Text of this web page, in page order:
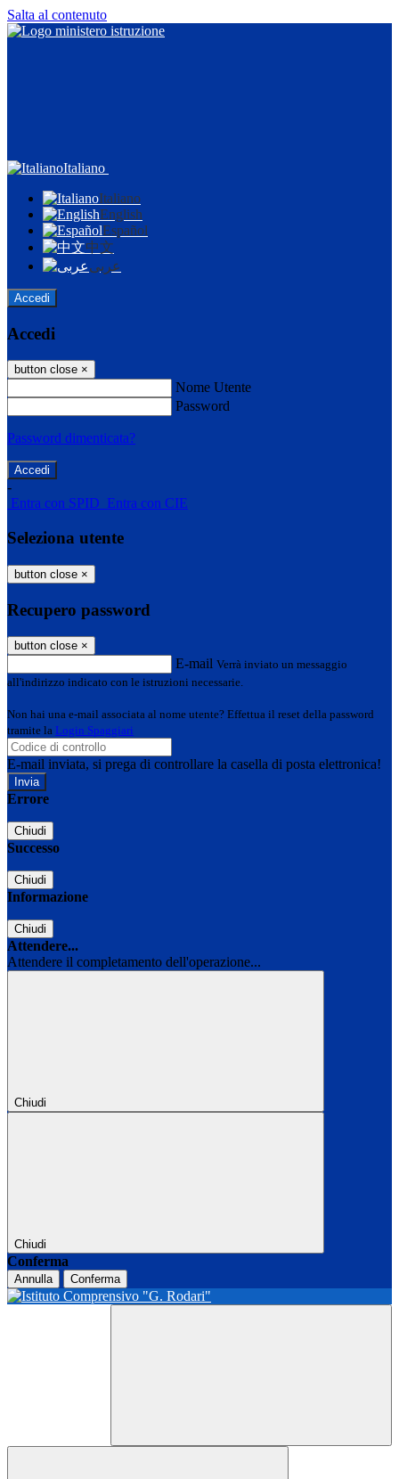
Salta al contenuto
Italiano
Italiano
English
Español
中文
عربى
Accedi
Accedi
button close ×
Nome Utente
Password
Password dimenticata?
-
Entra con SPID Entra con CIE
Seleziona utente
button close ×
Recupero password
button close ×
E-mail Verrà inviato un messaggio
all'indirizzo indicato con le istruzioni necessarie.
Non hai una e-mail associata al nome utente? Effettua il reset della password
tramite la Login Spaggiari
E-mail inviata, si prega di controllare la casella di posta elettronica!
Errore
Chiudi
Successo
Chiudi
Informazione
Chiudi
Attendere...
Attendere il completamento dell'operazione...
Chiudi
Chiudi
Conferma
Annulla Conferma